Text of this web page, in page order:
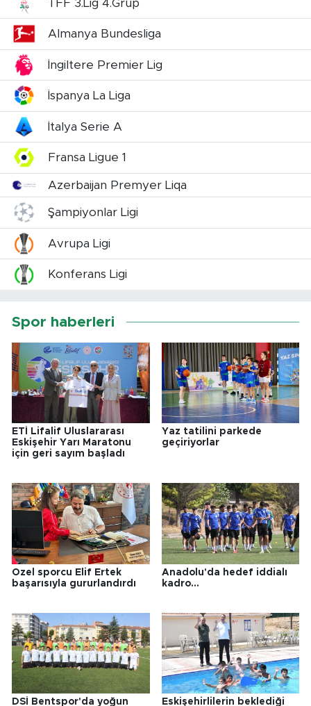
TFF 3.Lig 4.Grup
Almanya Bundesliga
İngiltere Premier Lig
İspanya La Liga
İtalya Serie A
Fransa Ligue 1
Azerbaijan Premyer Liqa
Şampiyonlar Ligi
Avrupa Ligi
Konferans Ligi
Spor haberleri
ETİ Lifalif Uluslararası
Eskişehir Yarı Maratonu
için geri sayım başladı
Yaz tatilini parkede
geçiriyorlar
Özel sporcu Elif Ertek
başarısıyla gururlandırdı
Anadolu'da hedef iddialı
kadro...
DSİ Bentspor'da yoğun
Eskişehirlilerin beklediği